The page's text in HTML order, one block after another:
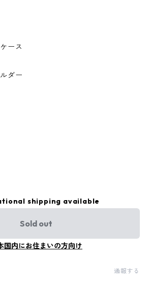
ース
ダー
shipping available
Sold out
国内にお住まいの方向け
通報する